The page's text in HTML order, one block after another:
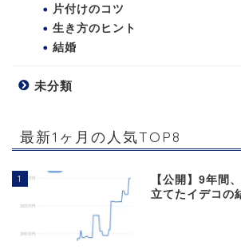
片付けのコツ
生き方のヒント
結婚
未分類
最新1ヶ月の人気TOP8
1
【公開】9年間
立てたイデコの